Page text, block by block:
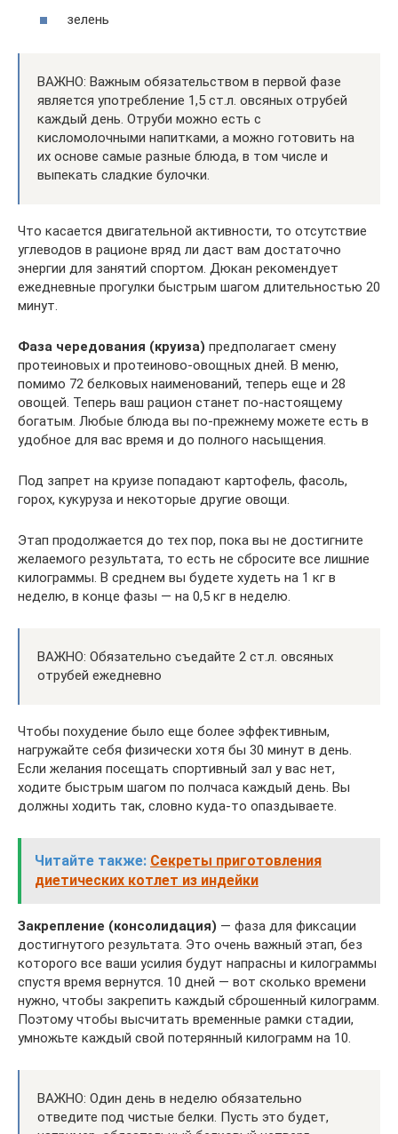
зелень
ВАЖНО: Важным обязательством в первой фазе
является употребление 1,5 ст.л. овсяных отрубей
каждый день. Отруби можно есть с
кисломолочными напитками, а можно готовить на
их основе самые разные блюда, в том числе и
выпекать сладкие булочки.
Что касается двигательной активности, то отсутствие
углеводов в рационе вряд ли даст вам достаточно
энергии для занятий спортом. Дюкан рекомендует
ежедневные прогулки быстрым шагом длительностью 20
минут.
Фаза чередования (круиза) предполагает смену
протеиновых и протеиново-овощных дней. В меню,
помимо 72 белковых наименований, теперь еще и 28
овощей. Теперь ваш рацион станет по-настоящему
богатым. Любые блюда вы по-прежнему можете есть в
удобное для вас время и до полного насыщения.
Под запрет на круизе попадают картофель, фасоль,
горох, кукуруза и некоторые другие овощи.
Этап продолжается до тех пор, пока вы не достигните
желаемого результата, то есть не сбросите все лишние
килограммы. В среднем вы будете худеть на 1 кг в
неделю, в конце фазы — на 0,5 кг в неделю.
ВАЖНО: Обязательно съедайте 2 ст.л. овсяных
отрубей ежедневно
Чтобы похудение было еще более эффективным,
нагружайте себя физически хотя бы 30 минут в день.
Если желания посещать спортивный зал у вас нет,
ходите быстрым шагом по полчаса каждый день. Вы
должны ходить так, словно куда-то опаздываете.
Читайте также: Секреты приготовления
диетических котлет из индейки
Закрепление (консолидация) — фаза для фиксации
достигнутого результата. Это очень важный этап, без
которого все ваши усилия будут напрасны и килограммы
спустя время вернутся. 10 дней — вот сколько времени
нужно, чтобы закрепить каждый сброшенный килограмм.
Поэтому чтобы высчитать временные рамки стадии,
умножьте каждый свой потерянный килограмм на 10.
ВАЖНО: Один день в неделю обязательно
отведите под чистые белки. Пусть это будет,